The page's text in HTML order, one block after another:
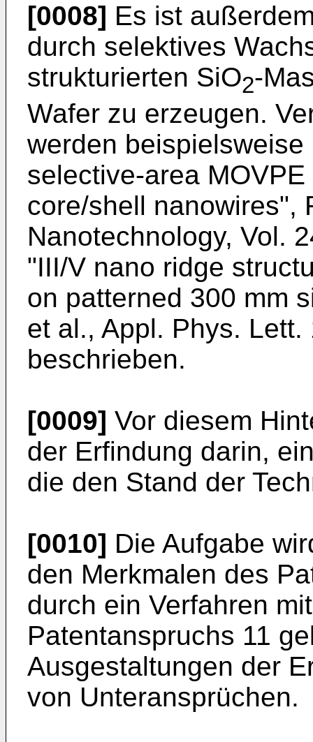
[0008] Es ist
durch selektives
strukturierten SiO2-
Wafer zu erzeugen.
werden beispielsweise
selective-area
core/shell nanowires",
Nanotechnology, Vol.
"III/V nano ridge
on patterned 300 mm
et al., Appl. Phys.
beschrieben.
[0009] Vor diesem
der Erfindung darin,
die den Stand der
[0010] Die Aufgabe
den Merkmalen des
durch ein Verfahren
Patentanspruchs 11
Ausgestaltungen der
von Unteransprüchen.